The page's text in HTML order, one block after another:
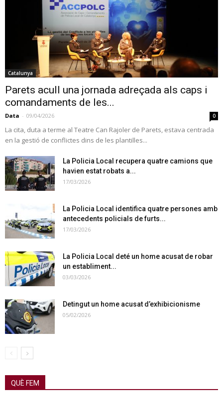
Catalunya
Parets acull una jornada adreçada als caps i
comandaments de les...
Data - 09/04/2026 0
La cita, duta a terme al Teatre Can Rajoler de Parets, estava centrada
en la gestió de conflictes dins de les plantilles...
La Policia Local recupera quatre camions que
havien estat robats a...
17/03/2026
La Policia Local identifica quatre persones amb
antecedents policials de furts...
17/03/2026
La Policia Local deté un home acusat de robar
un establiment...
03/03/2026
Detingut un home acusat d’exhibicionisme
05/02/2026
QUÈ FEM